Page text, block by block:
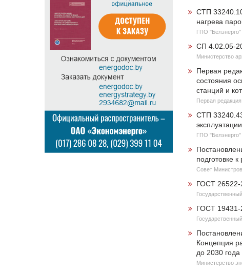
СТП
нагрева
ГПО
СП 4.02.05-
Министерство
Первая
состояния
станций и
Первая
СТП
эксплуатации
ГПО
подготовке
Совет
ГОСТ 26522-
ГОСТ 19431-
Концепция
до 2030 года
Министерство